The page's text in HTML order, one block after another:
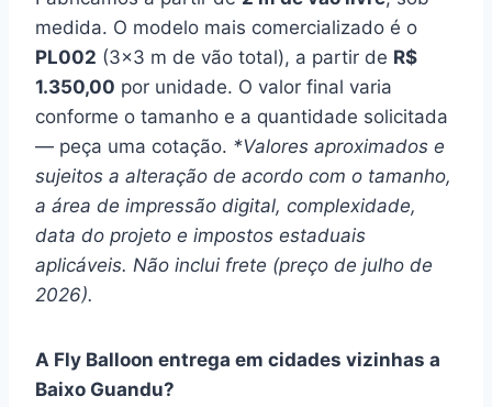
medida. O modelo mais comercializado é o
PL002 (3×3 m de vão total), a partir de R$
1.350,00 por unidade. O valor final varia
conforme o tamanho e a quantidade solicitada
— peça uma cotação. *Valores aproximados e
sujeitos a alteração de acordo com o tamanho,
a área de impressão digital, complexidade,
data do projeto e impostos estaduais
aplicáveis. Não inclui frete (preço de julho de
2026).
A Fly Balloon entrega em cidades vizinhas a
Baixo Guandu?